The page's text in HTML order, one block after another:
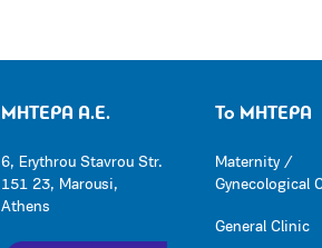
ΜΗΤΕΡΑ Α.Ε.
6, Erythrou Stavrou Str.
151 23, Marousi,
Athens
Το ΜΗΤΕΡΑ
Maternity /
Gynecological
General Clinic